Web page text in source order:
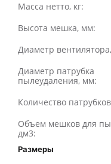
Масса нетто, кг:
Высота мешка, мм:
Диаметр
Диаметр патрубка
пылеудаления, мм:
Количество
Объем мешков для
дм3:
Размеры